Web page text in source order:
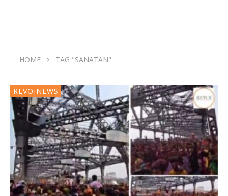
HOME TAG "SANATAN"
REVOINEWS